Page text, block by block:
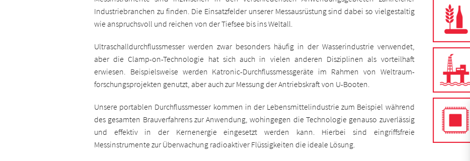
Industriebranchen zu finden. Die Einsatzfelder unserer Messausrüstung sind dabei so vielgestaltig
wie anspruchsvoll und reichen von der Tiefsee bis ins Weltall.
Ultraschalldurchflussmesser werden zwar besonders häufig in der Wasserindustrie verwendet,
aber die Clamp-on-Technologie hat sich auch in vielen anderen Disziplinen als vorteilhaft
erwiesen. Beispielsweise werden Katronic-Durchflussmessgeräte im Rahmen von Weltraum­
forschungsprojekten genutzt, aber auch zur Messung der Antriebskraft von U-Booten.
Unsere portablen Durchflussmesser kommen in der Lebensmittelindustrie zum Beispiel während
des gesamten Brauverfahrens zur Anwendung, wohingegen die Technologie genauso zuverlässig
und effektiv in der Kernenergie eingesetzt werden kann. Hierbei sind eingriffsfreie
Messinstrumente zur Überwachung radioaktiver Flüssigkeiten die ideale Lösung.